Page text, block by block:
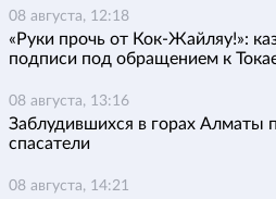
08 августа, 12:18
«Руки прочь от Кок-Жайляу!»:
подписи под обращением к
08 августа, 13:16
Заблудившихся в горах Алматы
спасатели
08 августа, 14:21